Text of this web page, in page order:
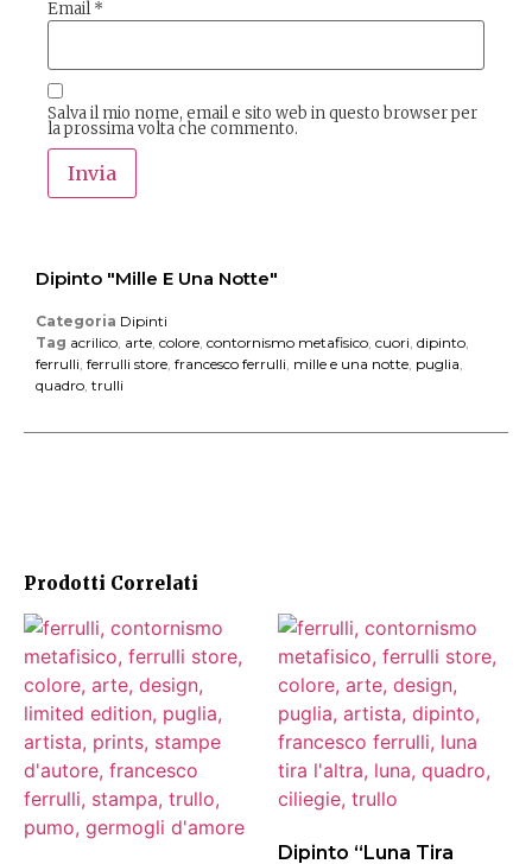
Email*
Salva il mio nome, email e sito web in questo browser per
la prossima volta che commento.
Dipinto "Mille E Una Notte"
Categoria Dipinti
Tag acrilico arte colore contornismo metafisico cuori dipinto
ferrulli ferrulli store francesco ferrulli mille e una notte puglia
quadro trulli
Prodotti Correlati
Dipinto “Luna Tira